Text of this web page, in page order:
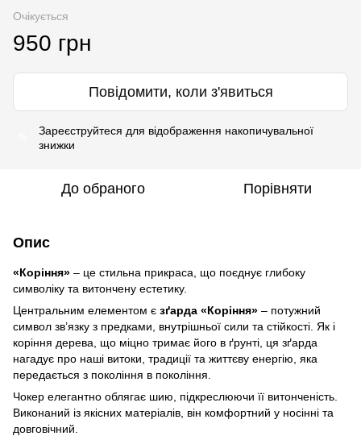
Очікується
950 грн
Повідомити, коли з'явиться
Зареєструйтеся для відображення накопичувальної
знижки
До обраного Порівняти
Опис
«Коріння» – це стильна прикраса, що поєднує глибоку
символіку та витончену естетику.
Центральним елементом є зґарда «Коріння» – потужний
символ зв’язку з предками, внутрішньої сили та стійкості. Як і
коріння дерева, що міцно тримає його в ґрунті, ця зґарда
нагадує про наші витоки, традиції та життєву енергію, яка
передається з покоління в покоління.
Чокер елегантно облягає шию, підкреслюючи її витонченість.
Виконаний із якісних матеріалів, він комфортний у носінні та
довговічний.